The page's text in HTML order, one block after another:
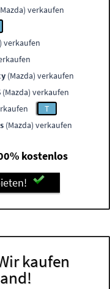
verkaufen
verkaufen
(Mazda) verkaufen
(Mazda) verkaufen
T
(Mazda) verkaufen
kostenlos
kaufen